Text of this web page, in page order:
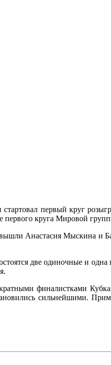
первый круг
первого круга Мировой
Анастасия Мыскина и
две одиночные и
финалистками
сильнейшими.